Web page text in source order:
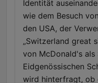
Identität
wie dem Besuch
den USA, der
„Switzerland great
von McDonald's als
Eidgenössischen
wird hinterfragt, ob